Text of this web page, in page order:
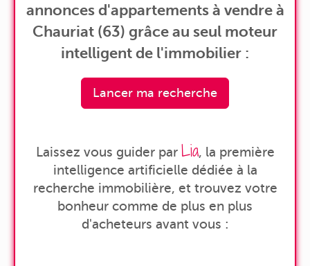
annonces d'appartements à vendre à
Chauriat (63) grâce au seul moteur
intelligent de l'immobilier :
Lancer ma recherche
Laissez vous guider par Lia, la première
intelligence artificielle dédiée à la
recherche immobilière, et trouvez votre
bonheur comme de plus en plus
d'acheteurs avant vous :